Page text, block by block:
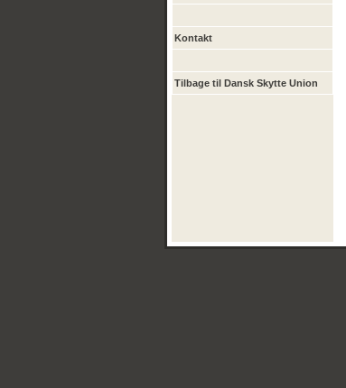
Kontakt
Tilbage til Dansk Skytte Union